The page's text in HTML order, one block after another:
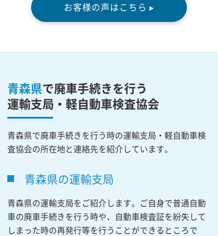
お客様の声はこちら ▸
青森県で廃車手続きを行う
運輸支局・軽自動車検査協会
青森県で廃車手続きを行う時の運輸支局・軽自動車検
査協会の所在地と連絡先を紹介しています。
青森県の運輸支局
青森県の運輸支局をご紹介します。ご自身で普通自動
車の廃車手続きを行う時や、自動車検査証を紛失して
しまった時の再発行等を行うことができるところで